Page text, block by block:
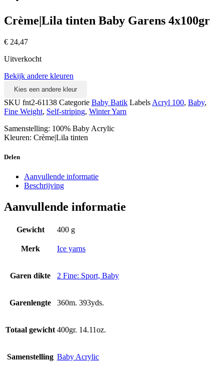
Crème|Lila tinten Baby Garens 4x100gr
€ 24,47
Uitverkocht
Bekijk andere kleuren
Kies een andere kleur
SKU fnt2-61138 Categorie Baby Batik Labels Acryl 100, Baby,
Fine Weight, Self-striping, Winter Yarn
Samenstelling: 100% Baby Acrylic
Kleuren: Crème|Lila tinten
Delen
Aanvullende informatie
Beschrijving
Aanvullende informatie
Gewicht 400 g
Merk Ice yarns
Garen dikte 2 Fine: Sport, Baby
Garenlengte 360m. 393yds.
Totaal gewicht 400gr. 14.11oz.
Samenstelling Baby Acrylic